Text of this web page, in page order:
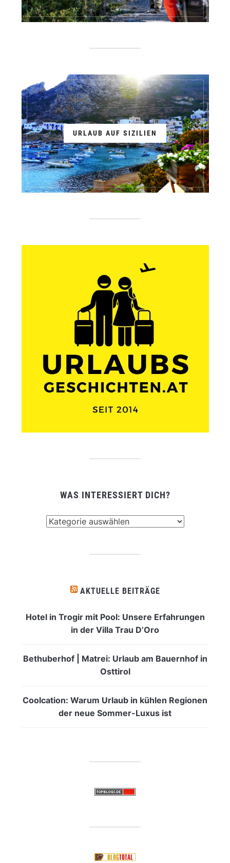
URLAUB AUF SIZILIEN
WAS INTERESSIERT DICH?
AKTUELLE BEITRÄGE
Hotel in Trogir mit Pool: Unsere Erfahrungen
in der Villa Trau D’Oro
Bethuberhof | Matrei: Urlaub am Bauernhof in
Osttirol
Coolcation: Warum Urlaub in kühlen Regionen
der neue Sommer-Luxus ist